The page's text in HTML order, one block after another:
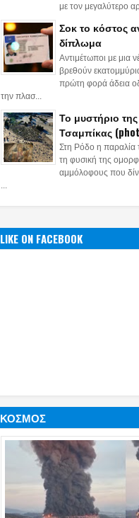
με τον μεγαλύτερο
Σοκ το κόστος
δίπλωμα
Αντιμέτωποι με μια
βρεθούν
πρώτη φορά άδεια
την πλασ...
Το μυστήριο
Τσαμπίκας
Στη Ρόδο η παραλία
τη φυσική της
αμμόλοφους που
...
LIKE ON FACEBOOK
ΚΟΣΜΟΣ